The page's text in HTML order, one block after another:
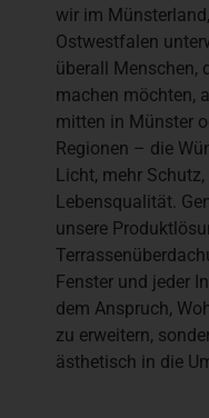
wir im
Ostwestfalen
überall Menschen,
machen möchten,
mitten in Münster
Regionen – die
Licht, mehr
Lebensqualität.
unsere
Fenster und jeder
dem Anspruch,
zu erweitern,
ästhetisch in die